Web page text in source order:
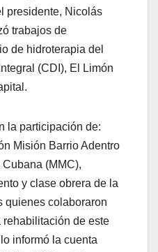
presidente, Nicolás
trabajos de
de hidroterapia del
(CDI), El Limón
la participación de:
Misión Barrio Adentro
(MMC),
y clase obrera de la
quienes colaboraron
de este
informó la cuenta